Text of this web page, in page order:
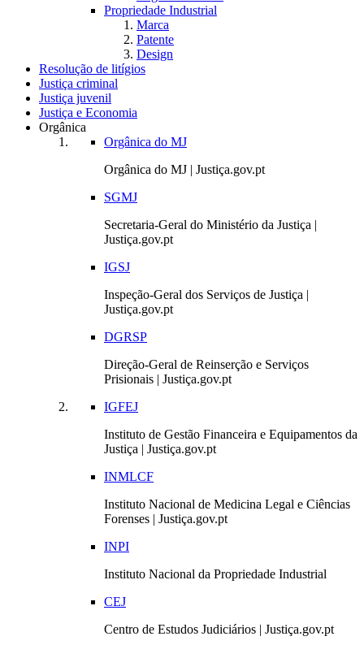
Propriedade Industrial
Marca
Patente
Design
Resolução de litígios
Justiça criminal
Justiça juvenil
Justiça e Economia
Orgânica
Orgânica do MJ
Orgânica do MJ | Justiça.gov.pt
SGMJ
Secretaria-Geral do Ministério da Justiça |
Justiça.gov.pt
IGSJ
Inspeção-Geral dos Serviços de Justiça |
Justiça.gov.pt
DGRSP
Direção-Geral de Reinserção e Serviços
Prisionais | Justiça.gov.pt
IGFEJ
Instituto de Gestão Financeira e Equipamentos da
Justiça | Justiça.gov.pt
INMLCF
Instituto Nacional de Medicina Legal e Ciências
Forenses | Justiça.gov.pt
INPI
Instituto Nacional da Propriedade Industrial
CEJ
Centro de Estudos Judiciários | Justiça.gov.pt